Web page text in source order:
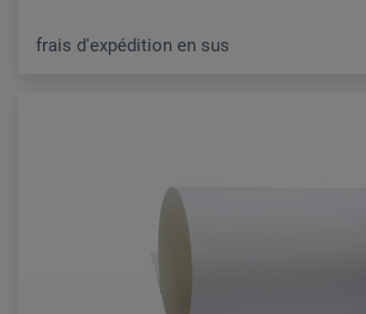
frais d'expédition en sus